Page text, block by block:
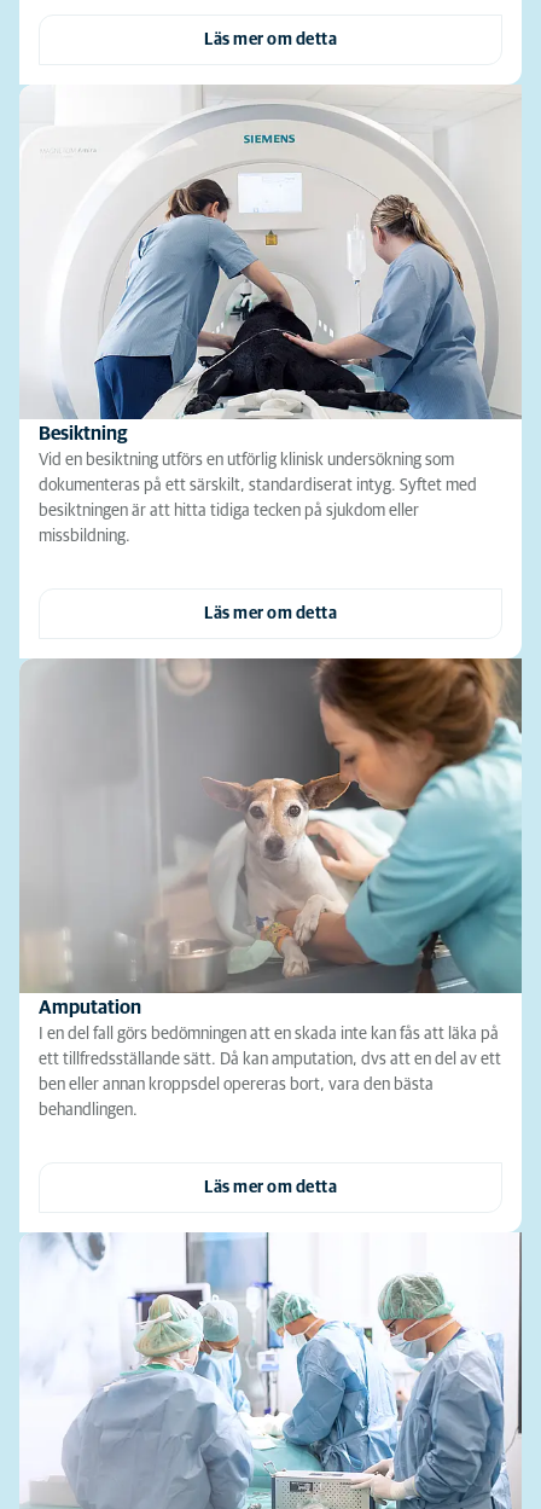
Läs mer om detta
Besiktning
Vid en besiktning utförs en utförlig klinisk undersökning som
dokumenteras på ett särskilt, standardiserat intyg. Syftet med
besiktningen är att hitta tidiga tecken på sjukdom eller
missbildning.
Läs mer om detta
Amputation
I en del fall görs bedömningen att en skada inte kan fås att läka på
ett tillfredsställande sätt. Då kan amputation, dvs att en del av ett
ben eller annan kroppsdel opereras bort, vara den bästa
behandlingen.
Läs mer om detta